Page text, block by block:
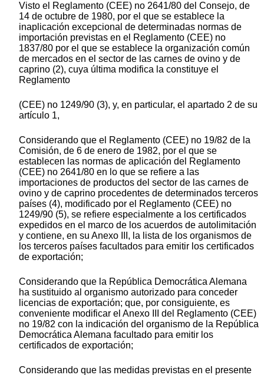
Visto el Reglamento (CEE) no 2641/80 del Consejo, de
14 de octubre de 1980, por el que se establece la
inaplicación excepcional de determinadas normas de
importación previstas en el Reglamento (CEE) no
1837/80 por el que se establece la organización común
de mercados en el sector de las carnes de ovino y de
caprino (2), cuya última modifica la constituye el
Reglamento
(CEE) no 1249/90 (3), y, en particular, el apartado 2 de su
artículo 1,
Considerando que el Reglamento (CEE) no 19/82 de la
Comisión, de 6 de enero de 1982, por el que se
establecen las normas de aplicación del Reglamento
(CEE) no 2641/80 en lo que se refiere a las
importaciones de productos del sector de las carnes de
ovino y de caprino procedentes de determinados terceros
países (4), modificado por el Reglamento (CEE) no
1249/90 (5), se refiere especialmente a los certificados
expedidos en el marco de los acuerdos de autolimitación
y contiene, en su Anexo III, la lista de los organismos de
los terceros países facultados para emitir los certificados
de exportación;
Considerando que la República Democrática Alemana
ha sustituido al organismo autorizado para conceder
licencias de exportación; que, por consiguiente, es
conveniente modificar el Anexo III del Reglamento (CEE)
no 19/82 con la indicación del organismo de la República
Democrática Alemana facultado para emitir los
certificados de exportación;
Considerando que las medidas previstas en el presente